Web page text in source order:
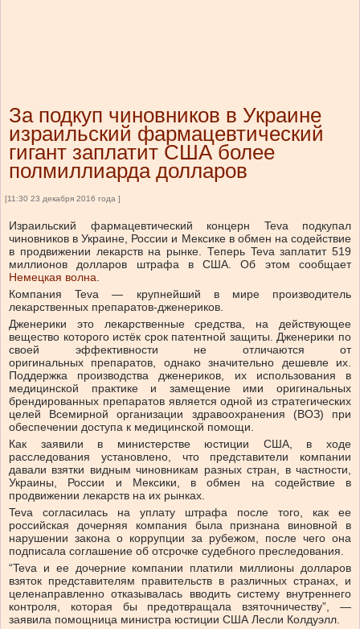
За подкуп чиновников в Украине
израильский фармацевтический
гигант заплатит США более
полмиллиарда долларов
[11:30 23 декабря 2016 года ]
Израильский фармацевтический концерн Teva подкупал
чиновников в Украине, России и Мексике в обмен на содействие
в продвижении лекарств на рынке. Теперь Teva заплатит 519
миллионов долларов штрафа в США. Об этом сообщает
Немецкая волна.
Компания Teva — крупнейший в мире производитель
лекарственных препаратов-дженериков.
Дженерики это лекарственные средства, на действующее
вещество которого истёк срок патентной защиты. Дженерики по
своей эффективности не отличаются от
оригинальных препаратов, однако значительно дешевле их.
Поддержка производства дженериков, их использования в
медицинской практике и замещение ими оригинальных
брендированных препаратов является одной из стратегических
целей Всемирной организации здравоохранения (ВОЗ) при
обеспечении доступа к медицинской помощи.
Как заявили в министерстве юстиции США, в ходе
расследования установлено, что представители компании
давали взятки видным чиновникам разных стран, в частности,
Украины, России и Мексики, в обмен на содействие в
продвижении лекарств на их рынках.
Teva согласилась на уплату штрафа после того, как ее
российская дочерняя компания была признана виновной в
нарушении закона о коррупции за рубежом, после чего она
подписала соглашение об отсрочке судебного преследования.
“Teva и ее дочерние компании платили миллионы долларов
взяток представителям правительств в различных странах, и
целенаправленно отказывалась вводить систему внутреннего
контроля, которая бы предотвращала взяточничеству”, —
заявила помощница министра юстиции США Лесли Колдуэлл.